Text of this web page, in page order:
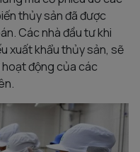
thủy sản đã được
Các nhà đầu tư khi
xuất khẩu thủy sản, sẽ
động của các